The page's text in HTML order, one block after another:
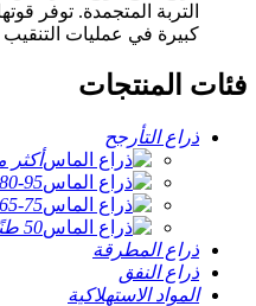
التربة المتجمدة. توفر
كبيرة في عمليات التنقيب
فئات المنتجات
ذراع التأرجح
أكثر من
80-95 طنًا
65-75 طنًا
50 طنًا
ذراع المطرقة
ذراع النفق
المواد الاستهلاكية